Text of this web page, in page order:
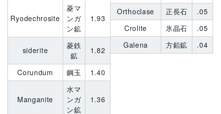
Ryodechrosite
菱マ
ンガ
ン鉱
1.93
siderite
菱鉄
鉱
1.82
Corundum 鋼玉 1.40
Manganite
水マ
ンガ
ン鉱
1.36
Orthoclase
正長石
.05
Crolite
氷晶石
.05
Galena
方鉛鉱 .04